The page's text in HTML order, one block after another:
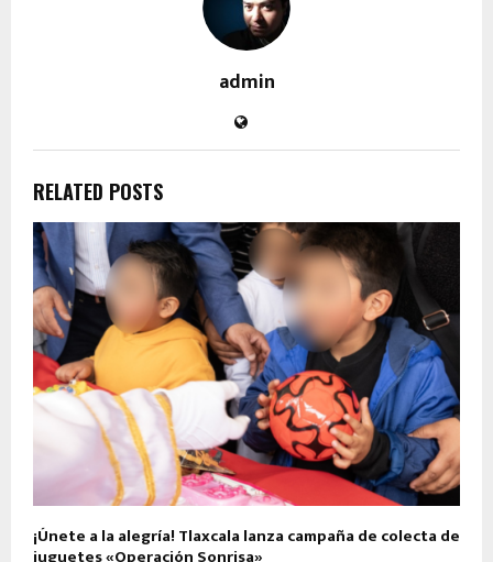
admin
RELATED POSTS
¡Únete a la alegría! Tlaxcala lanza campaña de colecta de